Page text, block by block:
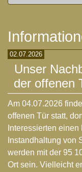
02.07.2026
Unser
der offenen
Am 04.07.2026
offenen Tür statt,
Interessierten
Instandhaltung von
werden mit der 95
Ort sein. Vielleicht